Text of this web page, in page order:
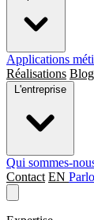
Applications
Réalisations Blog
Qui sommes-
Contact EN